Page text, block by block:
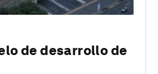
de desarrollo de